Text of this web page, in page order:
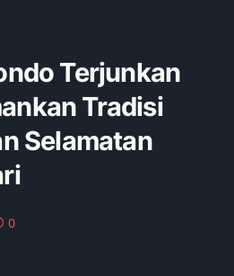
Terjunkan
Tradisi
Selamatan
0